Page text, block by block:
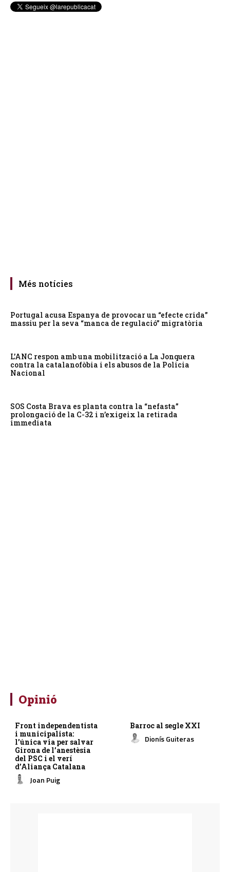
Més notícies
Portugal acusa Espanya de provocar un “efecte crida”
massiu per la seva “manca de regulació” migratòria
L’ANC respon amb una mobilització a La Jonquera
contra la catalanofòbia i els abusos de la Policia
Nacional
SOS Costa Brava es planta contra la “nefasta”
prolongació de la C-32 i n’exigeix la retirada
immediata
Opinió
Front independentista
i municipalista:
l’única via per salvar
Girona de l’anestèsia
del PSC i el verí
d’Aliança Catalana
Joan Puig
Barroc al segle XXI
Dionís Guiteras